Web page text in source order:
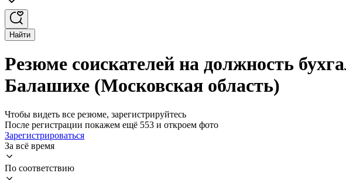
Найти
Резюме соискателей на должность
Балашихе (Московская область)
Чтобы видеть все резюме, зарегистрируйтесь
После регистрации покажем ещё 553 и откроем фото
Зарегистрироваться
За всё время
По соответствию